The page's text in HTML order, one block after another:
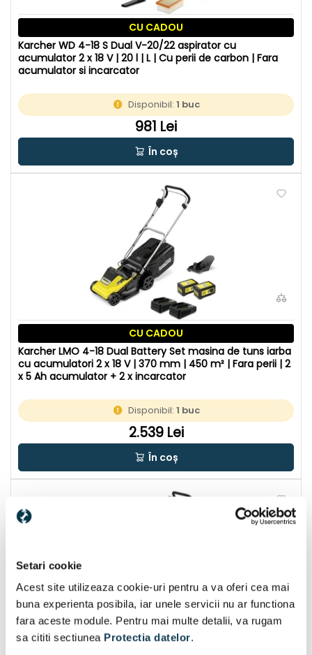
Setari cookie
Acest site utilizeaza cookie-uri pentru a va oferi cea mai
buna experienta posibila, iar unele servicii nu ar functiona
fara aceste module. Pentru mai multe detalii, va rugam
sa cititi sectiunea Protectia datelor.
CU CADOU
Karcher WD 4-18 S Dual V-20/22 aspirator cu
acumulator 2 x 18 V | 20 l | L | Cu perii de carbon | Fara
acumulator si incarcator
Disponibil:1 buc
981 Lei
În coș
CU CADOU
Karcher LMO 4-18 Dual Battery Set masina de tuns iarba
cu acumulatori 2 x 18 V | 370 mm | 450 m² | Fara perii | 2
x 5 Ah acumulator + 2 x incarcator
Disponibil:1 buc
2.539 Lei
În coș
CU CADOU